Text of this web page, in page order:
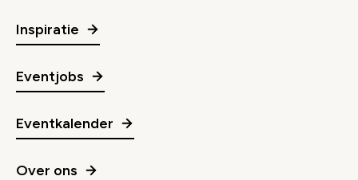
Inspiratie
Eventjobs
Eventkalender
Over ons